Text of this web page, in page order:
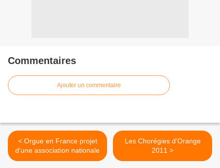
Commentaires
Ajouter un commentaire
< Orgue en France projet
d'une association nationale
Les Chorégies d'Orange
2011 >